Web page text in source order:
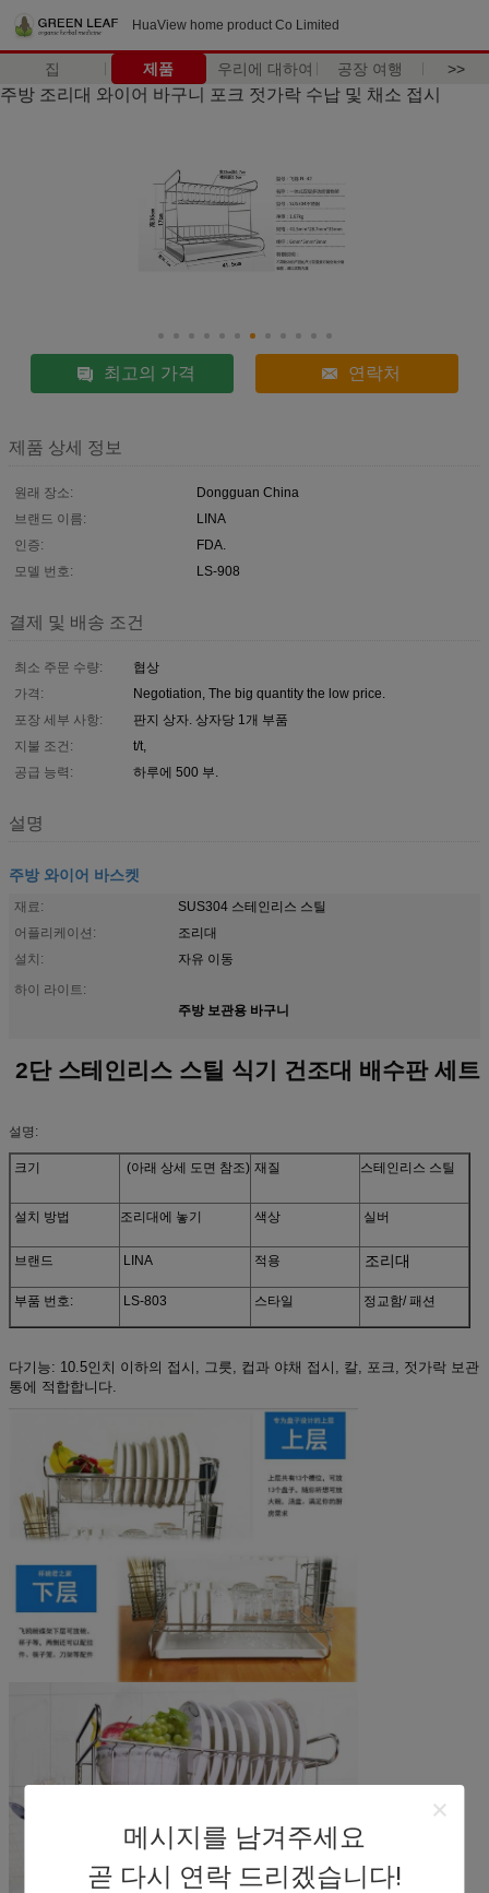
HuaView home product Co Limited
집 제품 우리에 대하여 공장 여행 >>
메시지를 남겨주세요
곧 다시 연락 드리겠습니다!
주방 조리대 와이어 바구니 포크 젓가락 수납 및 채소 접시
최고의 가격 연락처
제품 상세 정보
원래 장소:
Dongguan China
브랜드 이름:
LINA
인증:
FDA.
모델 번호:
LS-908
결제 및 배송 조건
최소 주문 수량:
협상
가격:
Negotiation, The big quantity the low price.
포장 세부 사항:
판지 상자. 상자당 1개 부품
지불 조건:
t/t,
공급 능력:
하루에 500 부.
설명
주방 와이어 바스켓
재료:
SUS304 스테인리스 스틸
어플리케이션:
조리대
설치:
자유 이동
하이 라이트:
주방 보관용 바구니
2단 스테인리스 스틸 식기 건조대 배수판 세트
설명:
크기 (아래 상세 도면 참조) 재질 스테인리스 스틸
설치 방법 조리대에 놓기 색상 실버
브랜드 LINA 적용 조리대
부품 번호: LS-803 스타일 정교함/ 패션
다기능: 10.5인치 이하의 접시, 그릇, 컵과 야채 접시, 칼, 포크, 젓가락 보관
통에 적합합니다.